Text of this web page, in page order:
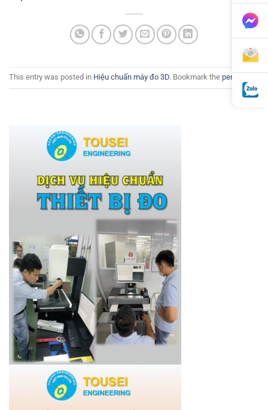
This entry was posted in Hiệu chuẩn máy đo 3D. Bookmark the permalink